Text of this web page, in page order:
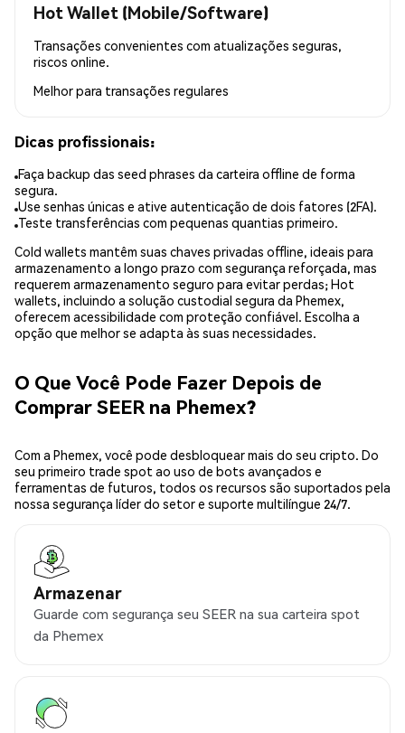
Hot Wallet (Mobile/Software)
Transações convenientes com atualizações seguras,
riscos online.
Melhor para transações regulares
Dicas profissionais:
Faça backup das seed phrases da carteira offline de forma
segura.
Use senhas únicas e ative autenticação de dois fatores (2FA).
Teste transferências com pequenas quantias primeiro.
Cold wallets mantêm suas chaves privadas offline, ideais para
armazenamento a longo prazo com segurança reforçada, mas
requerem armazenamento seguro para evitar perdas; Hot
wallets, incluindo a solução custodial segura da Phemex,
oferecem acessibilidade com proteção confiável. Escolha a
opção que melhor se adapta às suas necessidades.
O Que Você Pode Fazer Depois de
Comprar SEER na Phemex?
Com a Phemex, você pode desbloquear mais do seu cripto. Do
seu primeiro trade spot ao uso de bots avançados e
ferramentas de futuros, todos os recursos são suportados pela
nossa segurança líder do setor e suporte multilíngue 24/7.
Armazenar
Guarde com segurança seu SEER na sua carteira spot
da Phemex